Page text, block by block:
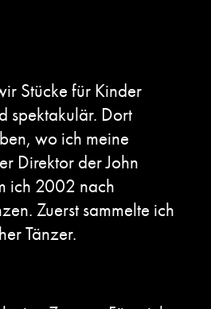
Stücke für Kinder
spektakulär. Dort
wo ich meine
Direktor der John
ich 2002 nach
Zuerst sammelte ich
Tänzer.